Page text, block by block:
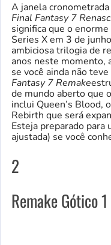
A janela
Final Fantasy 7
significa que o
Series X em 3 de
ambiciosa trilogia de
anos neste momento,
se você ainda não
Fantasy 7 Remake
de mundo aberto que
inclui Queen’s Blood,
Rebirth que será
Esteja preparado para
ajustada) se você
2
Remake Gótico 1